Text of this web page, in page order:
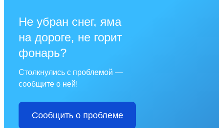
Не убран снег, яма
на дороге, не горит
фонарь?
Столкнулись с проблемой —
сообщите о ней!
Сообщить о проблеме